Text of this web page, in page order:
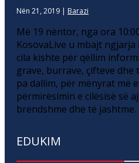
Nën 21, 2019 | Barazi
Më 19 nëntor, nga ora
KosovaLive u mbajt ngjarja
cila kishte për qëllim
grave, burrave, çifteve
pa dallim, për mënyrat më
përmirësimin e cilësisë së
brendshme dhe të jashtme.
EDUKIM